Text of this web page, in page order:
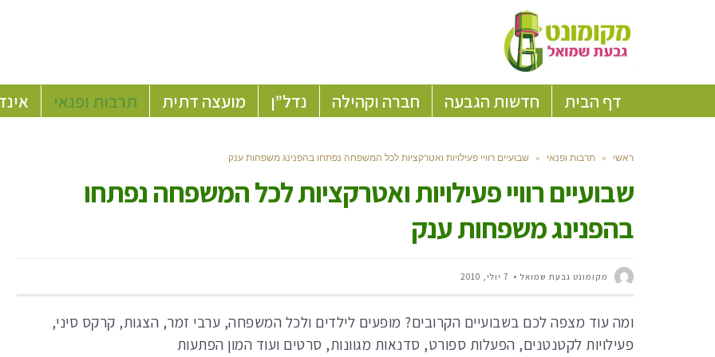
דף הבית חדשות הגבעה חברה וקהילה נדל”ן מועצה דתית תרבות ופנאי
ראשי » תרבות ופנאי » שבועיים רוויי פעילויות ואטרקציות לכל המשפחה נפתחו בהפנינג משפחות ענק
שבועיים רוויי פעילויות ואטרקציות לכל המשפחה נפתחו
בהפנינג משפחות ענק
מקומונט גבעת שמואל 7 יולי, 2010
ומה עוד מצפה לכם בשבועיים הקרובים? מופעים לילדים ולכל המשפחה, ערבי זמר, הצגות, קרקס סיני,
פעילויות לקטנטנים, הפעלות ספורט, סדנאות מגוונות, סרטים ועוד המון הפתעות